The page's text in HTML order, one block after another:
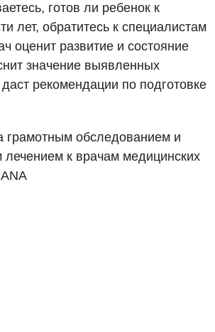
готов ли ребенок к
лет, обратитесь к специалистам
оценит развитие и состояние
значение выявленных
рекомендации по подготовке
грамотным обследованием и
к врачам медицинских